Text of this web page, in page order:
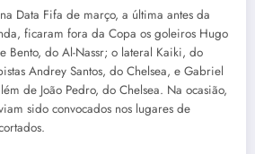
Data Fifa de março, a última antes da
ficaram fora da Copa os goleiros Hugo
Bento, do Al-Nassr; o lateral Kaiki, do
Andrey Santos, do Chelsea, e Gabriel
de João Pedro, do Chelsea. Na ocasião,
sido convocados nos lugares de